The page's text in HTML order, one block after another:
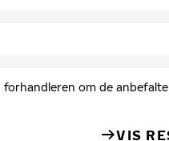
forhandleren om de
VIS